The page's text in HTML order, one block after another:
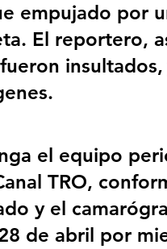
empujado por
El reportero,
el equipo
TRO,
y el
de abril por